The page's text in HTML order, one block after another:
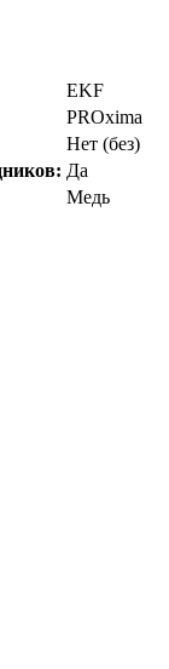
EKF
PROxima
Нет (без)
Да
Медь